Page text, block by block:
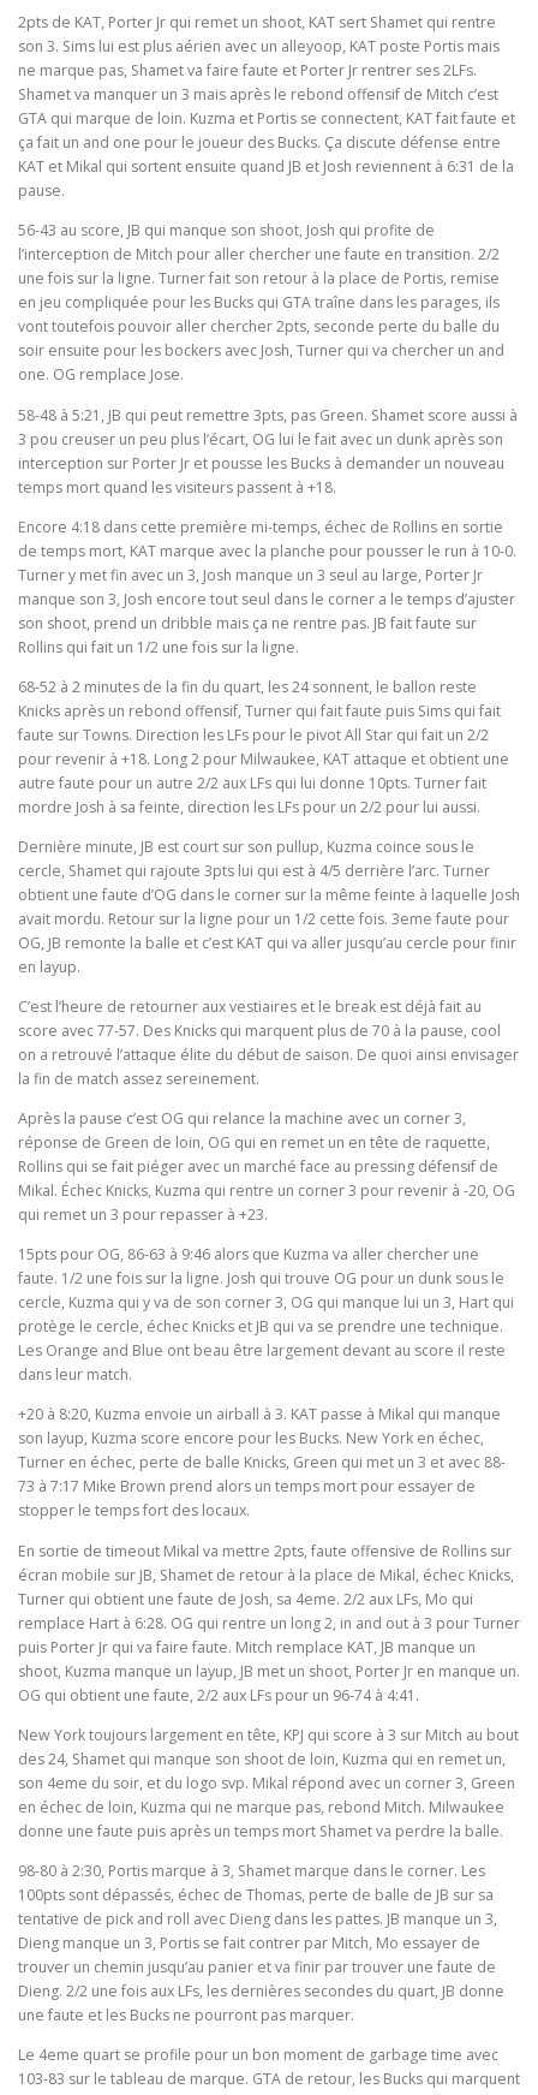
2pts de KAT, Porter Jr qui remet un shoot, KAT sert Shamet qui rentre
son 3. Sims lui est plus aérien avec un alleyoop, KAT poste Portis mais
ne marque pas, Shamet va faire faute et Porter Jr rentrer ses 2LFs.
Shamet va manquer un 3 mais après le rebond offensif de Mitch c’est
GTA qui marque de loin. Kuzma et Portis se connectent, KAT fait faute et
ça fait un and one pour le joueur des Bucks. Ça discute défense entre
KAT et Mikal qui sortent ensuite quand JB et Josh reviennent à 6:31 de la
pause.
56-43 au score, JB qui manque son shoot, Josh qui profite de
l’interception de Mitch pour aller chercher une faute en transition. 2/2
une fois sur la ligne. Turner fait son retour à la place de Portis, remise
en jeu compliquée pour les Bucks qui GTA traîne dans les parages, ils
vont toutefois pouvoir aller chercher 2pts, seconde perte du balle du
soir ensuite pour les bockers avec Josh, Turner qui va chercher un and
one. OG remplace Jose.
58-48 à 5:21, JB qui peut remettre 3pts, pas Green. Shamet score aussi à
3 pou creuser un peu plus l’écart, OG lui le fait avec un dunk après son
interception sur Porter Jr et pousse les Bucks à demander un nouveau
temps mort quand les visiteurs passent à +18.
Encore 4:18 dans cette première mi-temps, échec de Rollins en sortie
de temps mort, KAT marque avec la planche pour pousser le run à 10-0.
Turner y met fin avec un 3, Josh manque un 3 seul au large, Porter Jr
manque son 3, Josh encore tout seul dans le corner a le temps d’ajuster
son shoot, prend un dribble mais ça ne rentre pas. JB fait faute sur
Rollins qui fait un 1/2 une fois sur la ligne.
68-52 à 2 minutes de la fin du quart, les 24 sonnent, le ballon reste
Knicks après un rebond offensif, Turner qui fait faute puis Sims qui fait
faute sur Towns. Direction les LFs pour le pivot All Star qui fait un 2/2
pour revenir à +18. Long 2 pour Milwaukee, KAT attaque et obtient une
autre faute pour un autre 2/2 aux LFs qui lui donne 10pts. Turner fait
mordre Josh à sa feinte, direction les LFs pour un 2/2 pour lui aussi.
Dernière minute, JB est court sur son pullup, Kuzma coince sous le
cercle, Shamet qui rajoute 3pts lui qui est à 4/5 derrière l’arc. Turner
obtient une faute d’OG dans le corner sur la même feinte à laquelle Josh
avait mordu. Retour sur la ligne pour un 1/2 cette fois. 3eme faute pour
OG, JB remonte la balle et c’est KAT qui va aller jusqu’au cercle pour finir
en layup.
C’est l’heure de retourner aux vestiaires et le break est déjà fait au
score avec 77-57. Des Knicks qui marquent plus de 70 à la pause, cool
on a retrouvé l’attaque élite du début de saison. De quoi ainsi envisager
la fin de match assez sereinement.
Après la pause c’est OG qui relance la machine avec un corner 3,
réponse de Green de loin, OG qui en remet un en tête de raquette,
Rollins qui se fait piéger avec un marché face au pressing défensif de
Mikal. Échec Knicks, Kuzma qui rentre un corner 3 pour revenir à -20, OG
qui remet un 3 pour repasser à +23.
15pts pour OG, 86-63 à 9:46 alors que Kuzma va aller chercher une
faute. 1/2 une fois sur la ligne. Josh qui trouve OG pour un dunk sous le
cercle, Kuzma qui y va de son corner 3, OG qui manque lui un 3, Hart qui
protège le cercle, échec Knicks et JB qui va se prendre une technique.
Les Orange and Blue ont beau être largement devant au score il reste
dans leur match.
+20 à 8:20, Kuzma envoie un airball à 3. KAT passe à Mikal qui manque
son layup, Kuzma score encore pour les Bucks. New York en échec,
Turner en échec, perte de balle Knicks, Green qui met un 3 et avec 88-
73 à 7:17 Mike Brown prend alors un temps mort pour essayer de
stopper le temps fort des locaux.
En sortie de timeout Mikal va mettre 2pts, faute offensive de Rollins sur
écran mobile sur JB, Shamet de retour à la place de Mikal, échec Knicks,
Turner qui obtient une faute de Josh, sa 4eme. 2/2 aux LFs, Mo qui
remplace Hart à 6:28. OG qui rentre un long 2, in and out à 3 pour Turner
puis Porter Jr qui va faire faute. Mitch remplace KAT, JB manque un
shoot, Kuzma manque un layup, JB met un shoot, Porter Jr en manque un.
OG qui obtient une faute, 2/2 aux LFs pour un 96-74 à 4:41.
New York toujours largement en tête, KPJ qui score à 3 sur Mitch au bout
des 24, Shamet qui manque son shoot de loin, Kuzma qui en remet un,
son 4eme du soir, et du logo svp. Mikal répond avec un corner 3, Green
en échec de loin, Kuzma qui ne marque pas, rebond Mitch. Milwaukee
donne une faute puis après un temps mort Shamet va perdre la balle.
98-80 à 2:30, Portis marque à 3, Shamet marque dans le corner. Les
100pts sont dépassés, échec de Thomas, perte de balle de JB sur sa
tentative de pick and roll avec Dieng dans les pattes. JB manque un 3,
Dieng manque un 3, Portis se fait contrer par Mitch, Mo essayer de
trouver un chemin jusqu’au panier et va finir par trouver une faute de
Dieng. 2/2 une fois aux LFs, les dernières secondes du quart, JB donne
une faute et les Bucks ne pourront pas marquer.
Le 4eme quart se profile pour un bon moment de garbage time avec
103-83 sur le tableau de marque. GTA de retour, les Bucks qui marquent